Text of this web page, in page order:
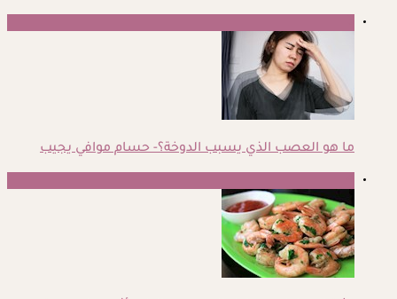
ما هو العصب الذي يسبب الدوخة؟- حسام موافي يجيب